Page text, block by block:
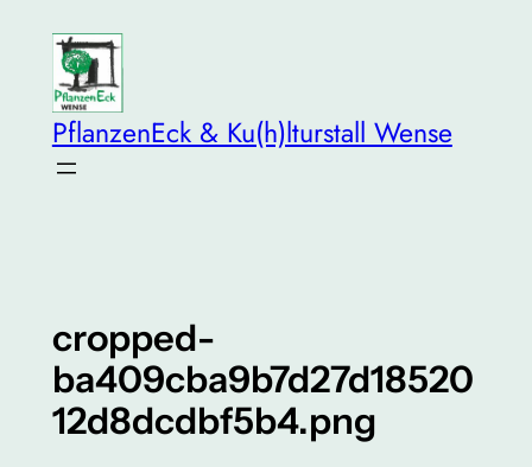
springen
PflanzenEck & Ku(h)lturstall Wense
cropped-
ba409cba9b7d27d18520
12d8dcdbf5b4.png